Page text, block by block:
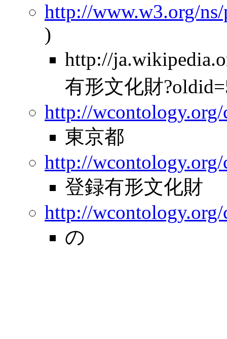
http://www.w3.org/
)
http://
有形文化財
http://
東京都
http://
登録有形文化財
http://wcontology.org/
の